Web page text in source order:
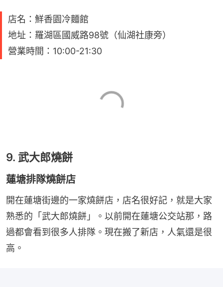
店名：鮮香園冷麵館
地址：羅湖區國威路98號（仙湖社康旁）
營業時間：10:00-21:30
9. 武大郎燒餅
蓮塘排隊燒餅店
開在蓮塘街邊的一家燒餅店，店名很好記，就是大家
熟悉的「武大郎燒餅」。以前開在蓮塘公交站那，路
過都會看到很多人排隊。現在搬了新店，人氣還是很
高。